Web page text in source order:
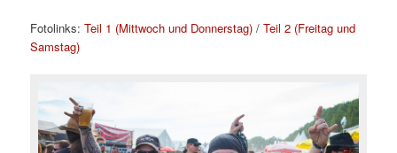
Fotolinks:Teil 1 (Mittwoch und Donnerstag) /Teil 2 (Freitag und
Samstag)